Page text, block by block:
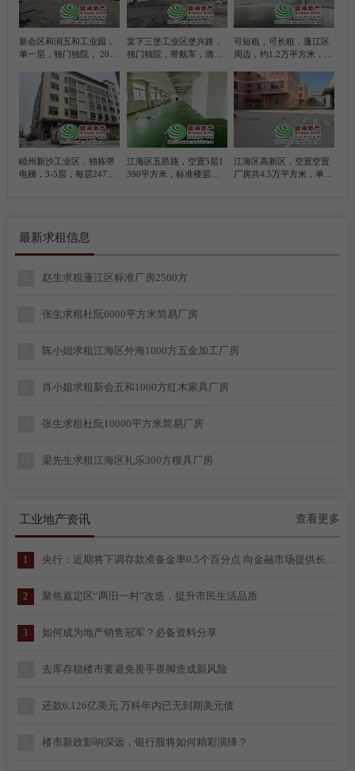
新会区和润五和工业园，
单一层，独门独院， 2000
平方米办公室
棠下三堡工业区堡兴路，
独门独院，带航车，滴水
厂房
可短租，可长租，蓬江区
周边，约1.2万平方米，带
睦州新沙工业区，独栋带
电梯，3-5层，每层2470
江海区五邑路，空置5层1
390平方米，标准楼层厂
江海区高新区，空置空置
厂房共4.5万平方米，单一
最新求租信息
12 黄先生求租江海区金溪800方玻璃加工厂房
13 高先生求租新会五和2500方红木加工厂房
陈先生求租蓬江区江海区2000-4000平方简易厂房
2 李先生求租江海区1000-2000平方简易厂房
3 梁生求租棠下500平方米仓库
5 谭小姐求租棠下1000平方米简易厂房
赵生求租蓬江区标准厂房2500方
张生求租杜阮6000平方米简易厂房
陈小姐求租江海区外海1000方五金加工厂房
肖小姐求租新会五和1000方红木家具厂房
张生求租杜阮10000平方米简易厂房
梁先生求租江海区礼乐300方模具厂房
13 高先生求租新会五和2500方红木加工厂房
1
2
3
工业地产资讯 查看更多
1 央行：近期将下调存款准备金率0.5个百分点 向金融市场提供长期流动性约1万亿元
2 聚焦嘉定区“两旧一村”改造，提升市民生活品质
3 如何成为地产销售冠军？必备资料分享
去库存稳楼市要避免畏手畏脚造成新风险
还款6.126亿美元 万科年内已无到期美元债
楼市新政影响深远，银行股将如何精彩演绎？